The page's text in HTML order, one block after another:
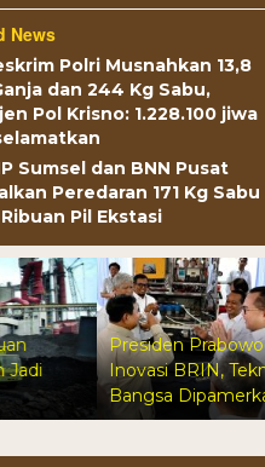
News
Polri Musnahkan 13,8
dan 244 Kg Sabu,
Pol Krisno: 1.228.100 jiwa
Sumsel dan BNN Pusat
Peredaran 171 Kg Sabu
Pil Ekstasi
Presiden Prabowo Tinjau
Inovasi BRIN, Teknologi Anak
Bangsa Dipamerkan di Istana